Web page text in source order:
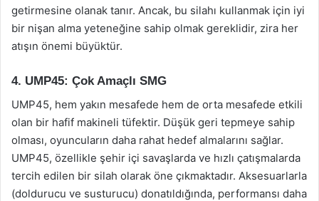
getirmesine olanak tanır. Ancak, bu silahı kullanmak için iyi
bir nişan alma yeteneğine sahip olmak gereklidir, zira her
atışın önemi büyüktür.
4. UMP45: Çok Amaçlı SMG
UMP45, hem yakın mesafede hem de orta mesafede etkili
olan bir hafif makineli tüfektir. Düşük geri tepmeye sahip
olması, oyuncuların daha rahat hedef almalarını sağlar.
UMP45, özellikle şehir içi savaşlarda ve hızlı çatışmalarda
tercih edilen bir silah olarak öne çıkmaktadır. Aksesuarlarla
(doldurucu ve susturucu) donatıldığında, performansı daha